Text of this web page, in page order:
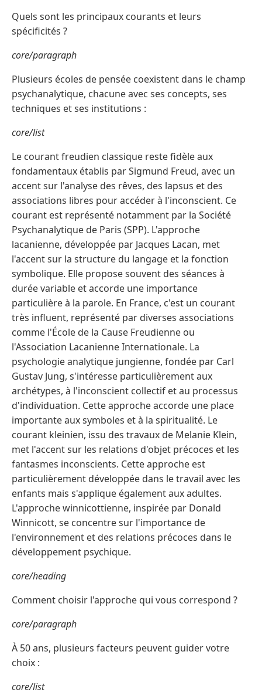
Quels sont les principaux courants et leurs
spécificités ?
core/paragraph
Plusieurs écoles de pensée coexistent dans le champ
psychanalytique, chacune avec ses concepts, ses
techniques et ses institutions :
core/list
Le courant freudien classique reste fidèle aux
fondamentaux établis par Sigmund Freud, avec un
accent sur l'analyse des rêves, des lapsus et des
associations libres pour accéder à l'inconscient. Ce
courant est représenté notamment par la Société
Psychanalytique de Paris (SPP). L'approche
lacanienne, développée par Jacques Lacan, met
l'accent sur la structure du langage et la fonction
symbolique. Elle propose souvent des séances à
durée variable et accorde une importance
particulière à la parole. En France, c'est un courant
très influent, représenté par diverses associations
comme l'École de la Cause Freudienne ou
l'Association Lacanienne Internationale. La
psychologie analytique jungienne, fondée par Carl
Gustav Jung, s'intéresse particulièrement aux
archétypes, à l'inconscient collectif et au processus
d'individuation. Cette approche accorde une place
importante aux symboles et à la spiritualité. Le
courant kleinien, issu des travaux de Melanie Klein,
met l'accent sur les relations d'objet précoces et les
fantasmes inconscients. Cette approche est
particulièrement développée dans le travail avec les
enfants mais s'applique également aux adultes.
L'approche winnicottienne, inspirée par Donald
Winnicott, se concentre sur l'importance de
l'environnement et des relations précoces dans le
développement psychique.
core/heading
Comment choisir l'approche qui vous correspond ?
core/paragraph
À 50 ans, plusieurs facteurs peuvent guider votre
choix :
core/list